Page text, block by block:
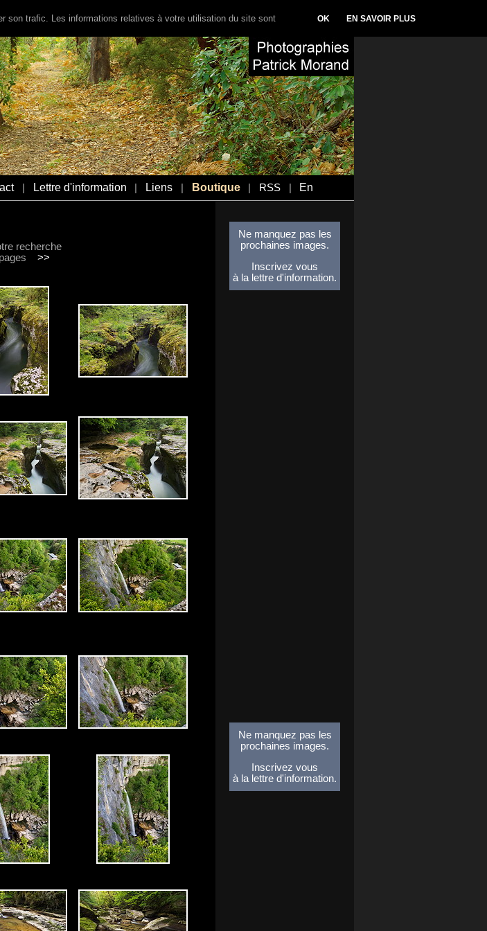
Lettre d'information Liens Boutique RSS En
recherche
pages >>
Ne manquez pas les
prochaines images.
Inscrivez vous
à la lettre d'information.
Ne manquez pas les
prochaines images.
Inscrivez vous
à la lettre d'information.
son trafic. Les informations relatives à votre utilisation du site sont
OK EN SAVOIR PLUS